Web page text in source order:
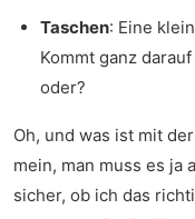
Taschen: Eine
Kommt ganz
oder?
Oh, und was ist mit
mein, man muss es ja
sicher, ob ich das